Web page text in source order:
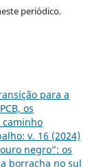
periódico.
para a
os
caminho
v. 16 (2024)
negro”: os
borracha no sul